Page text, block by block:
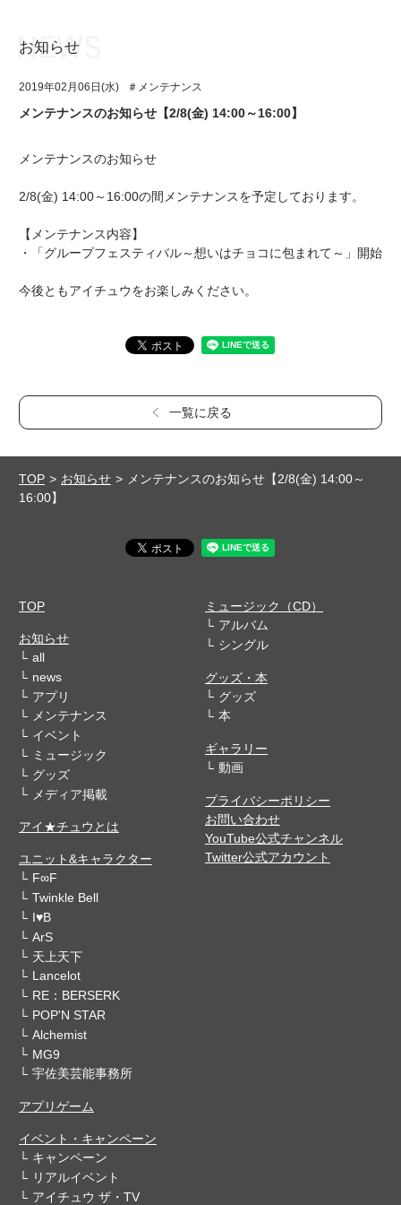
イベント・キャンペーン
ミュージック
アプリゲーム
イベント・キャンペーン
お知らせ
2019年02月06日(水) ＃メンテナンス
メンテナンスのお知らせ【2/8(金) 14:00～16:00】
メンテナンスのお知らせ
2/8(金) 14:00～16:00の間メンテナンスを予定しております。
【メンテナンス内容】
・「グループフェスティバル～想いはチョコに包まれて～」開始
今後ともアイチュウをお楽しみください。
一覧に戻る
TOP お知らせ
メンテナンスのお知らせ【2/8(金) 14:00～
16:00】
TOP
お知らせ
all
news
アプリ
メンテナンス
イベント
ミュージック
グッズ
メディア掲載
アイ★チュウとは
ユニット&キャラクター
F∞F
Twinkle Bell
I♥B
ArS
天上天下
Lancelot
RE：BERSERK
POP'N STAR
Alchemist
MG9
宇佐美芸能事務所
アプリゲーム
イベント・キャンペーン
キャンペーン
リアルイベント
アイチュウ ザ・TV
ミュージック（CD）
アルバム
シングル
グッズ・本
グッズ
本
ギャラリー
動画
プライバシーポリシー
お問い合わせ
YouTube公式チャンネル
Twitter公式アカウント